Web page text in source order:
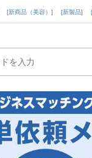
新商品（美容） 新製品